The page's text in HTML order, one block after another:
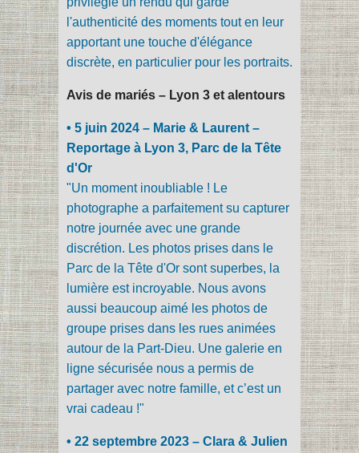
l'authenticité des moments tout en leur
apportant une touche d'élégance
discrète, en particulier pour les portraits.
Avis de mariés – Lyon 3 et alentours
• 5 juin 2024 – Marie & Laurent –
Reportage à Lyon 3, Parc de la Tête
d'Or
"Un moment inoubliable ! Le
photographe a parfaitement su capturer
notre journée avec une grande
discrétion. Les photos prises dans le
Parc de la Tête d'Or sont superbes, la
lumière est incroyable. Nous avons
aussi beaucoup aimé les photos de
groupe prises dans les rues animées
autour de la Part-Dieu. Une galerie en
ligne sécurisée nous a permis de
partager avec notre famille, et c’est un
vrai cadeau !"
• 22 septembre 2023 – Clara & Julien